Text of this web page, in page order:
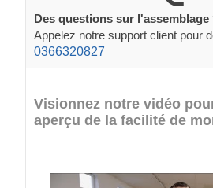
Des questions sur l'assemblage
Appelez notre support client pour
0366320827
Visionnez notre vidéo
aperçu de la facilité de